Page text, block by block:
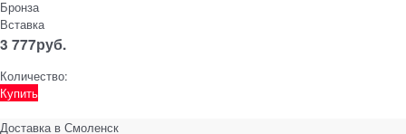
Бронза
Вставка
3 777руб.
Количество:
Купить
Доставка в Смоленск